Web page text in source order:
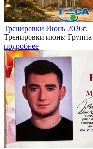
Тренировки Июнь 2026г.
Тренировки июнь:
подробнее